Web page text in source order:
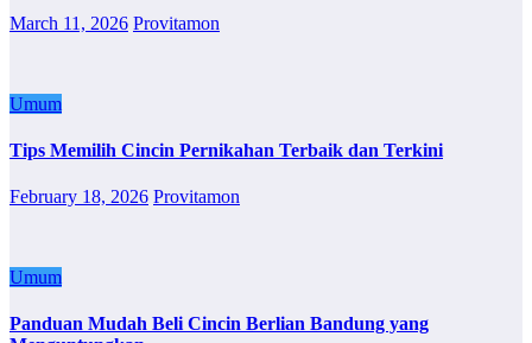
March 11, 2026 Provitamon
Umum
Tips Memilih Cincin Pernikahan Terbaik dan Terkini
February 18, 2026 Provitamon
Umum
Panduan Mudah Beli Cincin Berlian Bandung yang